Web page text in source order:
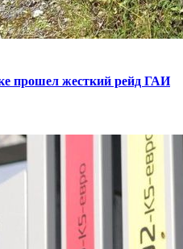
прошел жесткий рейд ГАИ